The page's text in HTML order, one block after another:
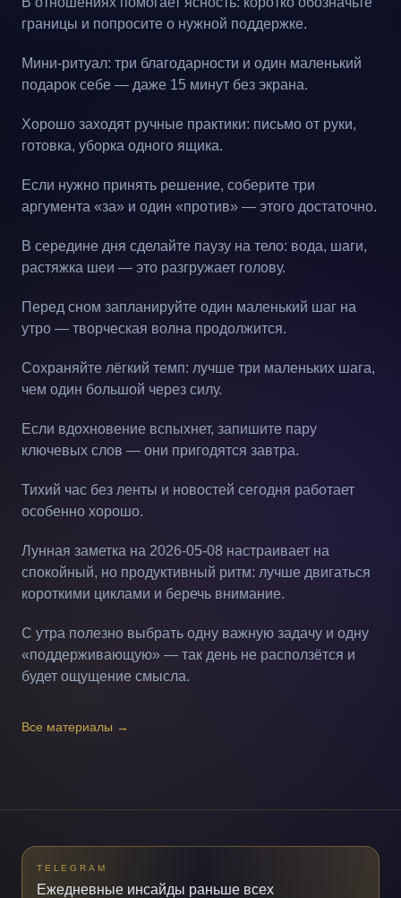
границы и попросите о нужной поддержке.
Мини-ритуал: три благодарности и один маленький
подарок себе — даже 15 минут без экрана.
Хорошо заходят ручные практики: письмо от руки,
готовка, уборка одного ящика.
Если нужно принять решение, соберите три
аргумента «за» и один «против» — этого достаточно.
В середине дня сделайте паузу на тело: вода, шаги,
растяжка шеи — это разгружает голову.
Перед сном запланируйте один маленький шаг на
утро — творческая волна продолжится.
Сохраняйте лёгкий темп: лучше три маленьких шага,
чем один большой через силу.
Если вдохновение вспыхнет, запишите пару
ключевых слов — они пригодятся завтра.
Тихий час без ленты и новостей сегодня работает
особенно хорошо.
Лунная заметка на 2026-05-08 настраивает на
спокойный, но продуктивный ритм: лучше двигаться
короткими циклами и беречь внимание.
С утра полезно выбрать одну важную задачу и одну
«поддерживающую» — так день не расползётся и
будет ощущение смысла.
Все материалы →
TELEGRAM
Ежедневные инсайды раньше всех